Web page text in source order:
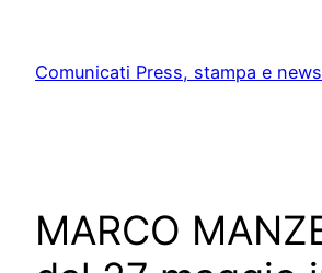
content
Comunicati Press, stampa e news
MARCO